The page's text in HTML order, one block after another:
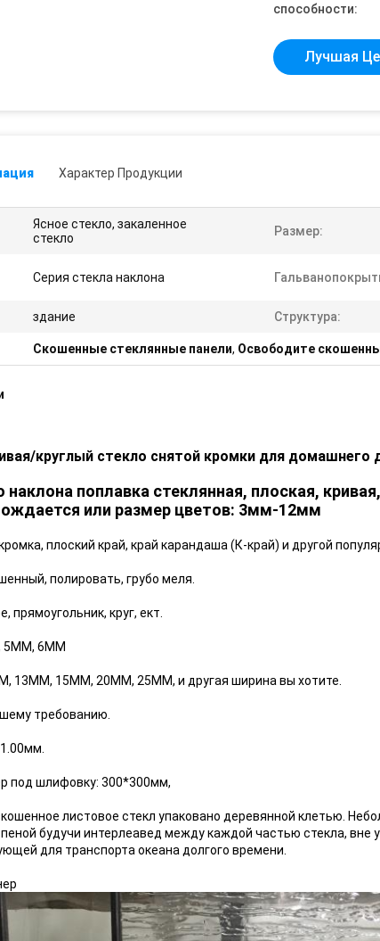
способности:
Лучшая
Характер Продукции
Ясное стекло, закаленное
стекло
Размер:
Серия стекла наклона
здание Структура:
Скошенные стеклянные панели, Освободите
круглый стекло снятой кромки для домашнего
наклона поплавка стеклянная, плоская,
или размер цветов: 3мм-12мм
плоский край, край карандаша (К-край) и другой
полировать, грубо меля.
прямоугольник, круг, ект.
5ММ, 6ММ
13ММ, 15ММ, 20ММ, 25ММ, и другая ширина вы хотите.
требованию.
под шлифовку: 300*300мм,
листовое стекл упаковано деревянной клетью.
будучи интерлеавед между каждой частью стекла, вне
для транспорта океана долгого времени.